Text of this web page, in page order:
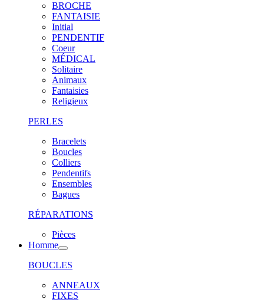
BROCHE
FANTAISIE
Initial
PENDENTIF
Coeur
MÉDICAL
Solitaire
Animaux
Fantaisies
Religieux
PERLES
Bracelets
Boucles
Colliers
Pendentifs
Ensembles
Bagues
RÉPARATIONS
Pièces
Homme
BOUCLES
ANNEAUX
FIXES